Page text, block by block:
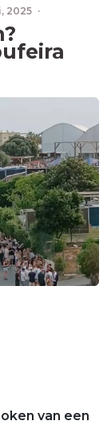
2025 ·
van een